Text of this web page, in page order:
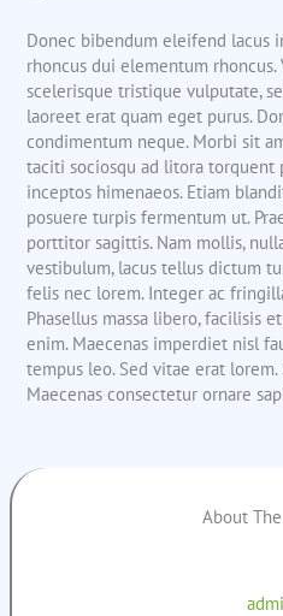
Donec bibendum eleifend lacus
rhoncus dui elementum
scelerisque tristique vulputate,
laoreet erat quam eget purus.
condimentum neque. Morbi sit
taciti sociosqu ad litora torquent
inceptos himenaeos. Etiam
posuere turpis fermentum ut.
porttitor sagittis. Nam mollis,
vestibulum, lacus tellus dictum
felis nec lorem. Integer ac
Phasellus massa libero, facilisis
enim. Maecenas imperdiet nisl
tempus leo. Sed vitae erat lorem.
Maecenas consectetur ornare
About